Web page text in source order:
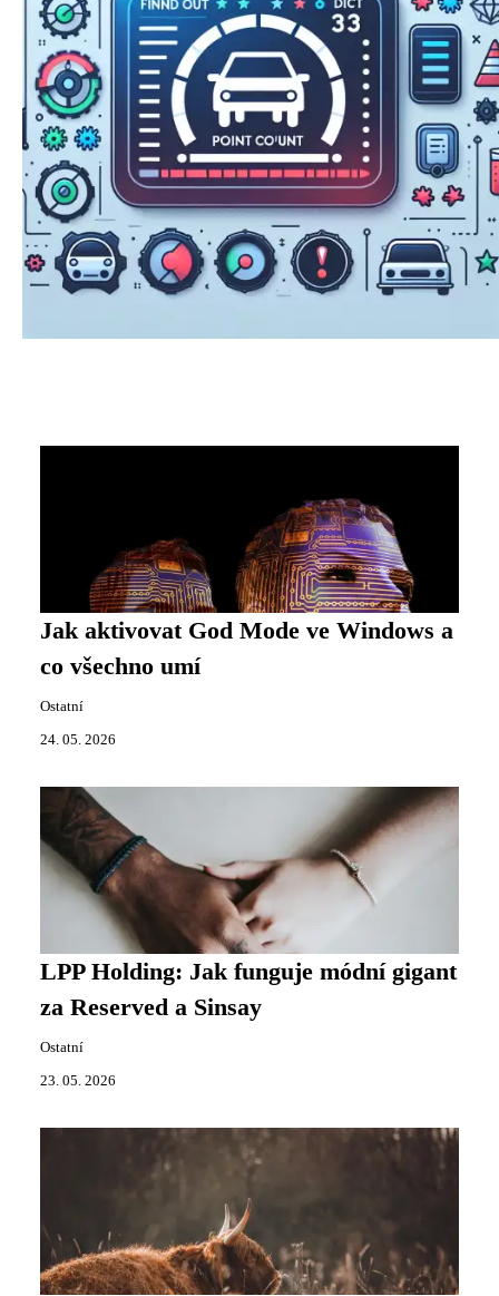
Jak aktivovat God Mode ve Windows a
co všechno umí
Ostatní
24. 05. 2026
LPP Holding: Jak funguje módní gigant
za Reserved a Sinsay
Ostatní
23. 05. 2026